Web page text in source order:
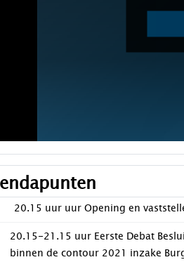
20.15 uur uur Opening en
20.15-21.15 uur Eerste Debat
binnen de contour 2021 inzake